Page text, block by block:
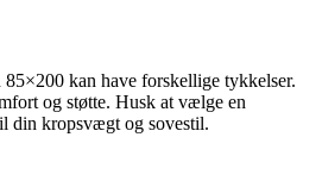
85×200 kan have forskellige tykkelser.
og støtte. Husk at vælge en
din kropsvægt og sovestil.